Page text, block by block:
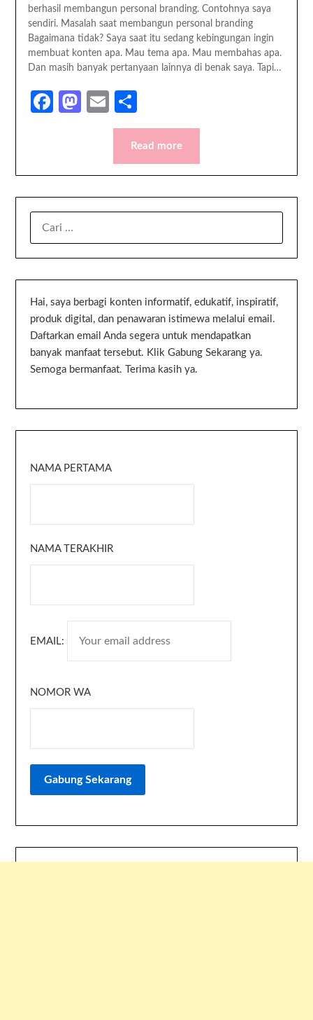
berhasil membangun personal branding. Contohnya saya
sendiri. Masalah saat membangun personal branding
Bagaimana tidak? Saya saat itu sedang kebingungan ingin
membuat konten apa. Mau tema apa. Mau membahas apa.
Dan masih banyak pertanyaan lainnya di benak saya. Tapi…
Facebook
Mastodon
Email
Read more
Hai, saya berbagi konten informatif, edukatif, inspiratif,
produk digital, dan penawaran istimewa melalui email.
Daftarkan email Anda segera untuk mendapatkan
banyak manfaat tersebut. Klik Gabung Sekarang ya.
Semoga bermanfaat. Terima kasih ya.
NAMA PERTAMA
NAMA TERAKHIR
EMAIL:
NOMOR WA